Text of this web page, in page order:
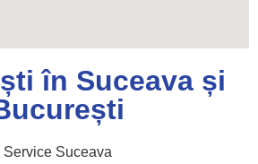
în Suceava și
Service Suceava